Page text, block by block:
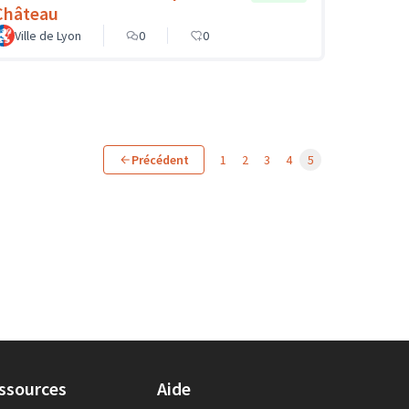
Ville de Lyon 0 0
Précédent 1 2 3 4 5
Aide